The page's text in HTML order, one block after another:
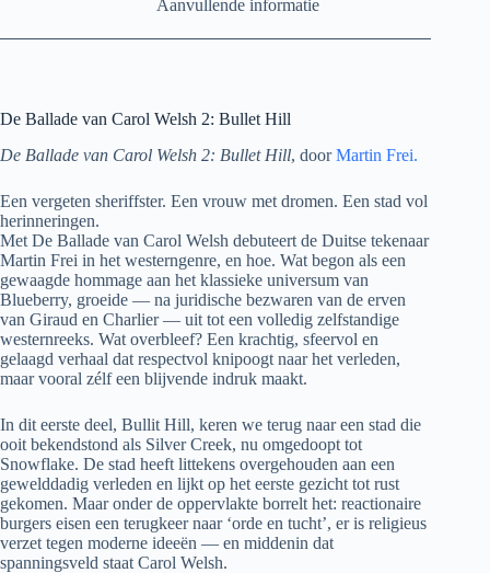
Aanvullende informatie
De Ballade van Carol Welsh 2: Bullet Hill
De Ballade van Carol Welsh 2: Bullet Hill, doorMartin Frei.
Een vergeten sheriffster. Een vrouw met dromen. Een stad vol
herinneringen.
Met De Ballade van Carol Welsh debuteert de Duitse tekenaar
Martin Frei in het westerngenre, en hoe. Wat begon als een
gewaagde hommage aan het klassieke universum van
Blueberry, groeide — na juridische bezwaren van de erven
van Giraud en Charlier — uit tot een volledig zelfstandige
westernreeks. Wat overbleef? Een krachtig, sfeervol en
gelaagd verhaal dat respectvol knipoogt naar het verleden,
maar vooral zélf een blijvende indruk maakt.
In dit eerste deel, Bullit Hill, keren we terug naar een stad die
ooit bekendstond als Silver Creek, nu omgedoopt tot
Snowflake. De stad heeft littekens overgehouden aan een
gewelddadig verleden en lijkt op het eerste gezicht tot rust
gekomen. Maar onder de oppervlakte borrelt het: reactionaire
burgers eisen een terugkeer naar ‘orde en tucht’, er is religieus
verzet tegen moderne ideeën — en middenin dat
spanningsveld staat Carol Welsh.